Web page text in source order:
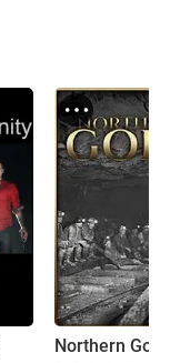
Northern Gold